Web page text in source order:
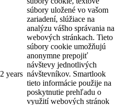
2 years
súbory uložené vo vašom
zariadení, slúžiace na
analýzu vášho správania na
webových stránkach. Tieto
súbory cookie umožňujú
anonymne prepojiť
návštevy jednotlivých
návštevníkov. Smartlook
tieto informácie použije na
poskytnutie prehľadu o
využití webových stránok